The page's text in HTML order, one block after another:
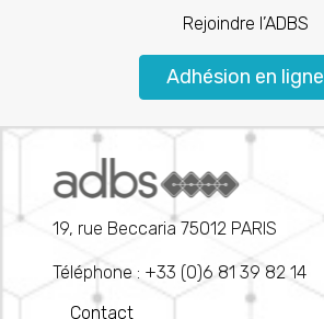
Rejoindre l’ADBS
Adhésion en ligne
19, rue Beccaria 75012 PARIS
Téléphone : +33 (0)6 81 39 82 14
Contact